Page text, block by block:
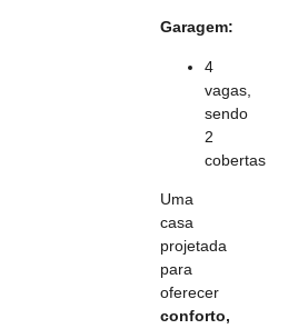
Garagem:
4
vagas,
sendo
2
cobertas
Uma
casa
projetada
para
oferecer
conforto,